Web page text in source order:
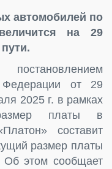
автомобилей по
на 29
Федерации от 29
2025 г. в рамках
платы в
составит
размер платы
Об этом сообщает